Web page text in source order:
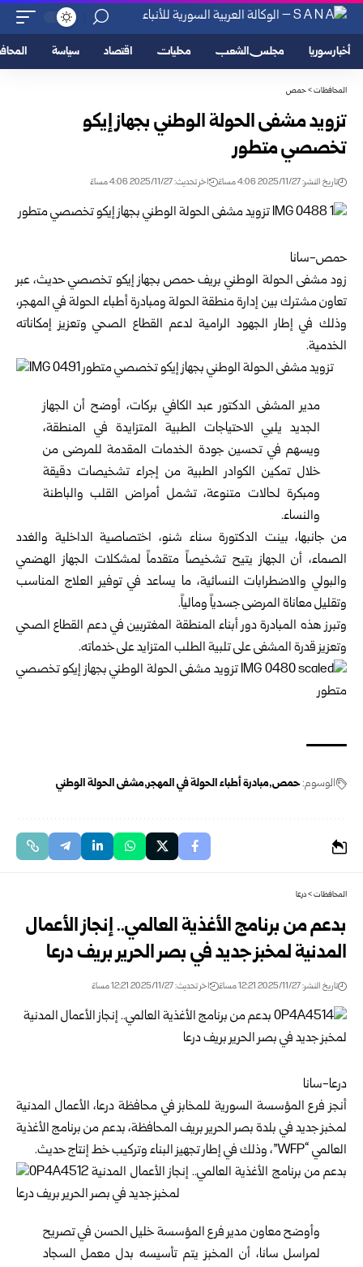
أخبار سوريا مجلس الشعب محليات اقتصاد سياسة
المحافظات>حمص
تزويد مشفى الحولة الوطني بجهاز إيكو
تخصصي متطور
تاريخ النشر: 2025/11/27 4:06 مساءً اخر تحديث: 2025/11/27 4:06 مساءً
حمص-سانا
زود مشفى الحولة الوطني بريفحمص بجهاز إيكو تخصصي حديث، عبر
تعاون مشترك بين إدارة منطقة الحولة ومبادرة أطباء الحولة في المهجر،
وذلك في إطار الجهود الرامية لدعم القطاع الصحي وتعزيز إمكاناته
الخدمية.
مدير المشفى الدكتور عبد الكافي بركات، أوضح أن الجهاز
الجديد يلبي الاحتياجات الطبية المتزايدة في المنطقة،
ويسهم في تحسين جودة الخدمات المقدمة للمرضى من
خلال تمكين الكوادر الطبية من إجراء تشخيصات دقيقة
ومبكرة لحالات متنوعة، تشمل أمراض القلب والباطنة
والنساء.
من جانبها، بينت الدكتورة سناء شنو، اختصاصية الداخلية والغدد
الصماء، أن الجهاز يتيح تشخيصاً متقدماً لمشكلات الجهاز الهضمي
والبولي والاضطرابات النسائية، ما يساعد في توفير العلاج المناسب
وتقليل معاناة المرضى جسدياً ومالياً.
وتبرز هذه المبادرة دور أبناء المنطقة المغتربين في دعم القطاع الصحي
وتعزيز قدرة المشفى على تلبية الطلب المتزايد على خدماته.
الوسوم:حمص مبادرة أطباء الحولة في المهجر مشفى الحولة الوطني
المحافظات>درعا
بدعم من برنامج الأغذية العالمي.. إنجاز الأعمال
المدنية لمخبز جديد في بصر الحرير بريف درعا
تاريخ النشر: 2025/11/27 12:21 مساءً اخر تحديث: 2025/11/27 12:21 مساءً
درعا-سانا
أنجز فرع المؤسسة السورية للمخابز في محافظة درعا، الأعمال المدنية
لمخبز جديد في بلدة بصر الحرير بريف المحافظة، بدعم من برنامج الأغذية
العالمي “WFP”، وذلك في إطار تجهيز البناء ‏وتركيب خط إنتاج حديث.
وأوضح معاون مدير فرع المؤسسة خليل الحسن في تصريح
لمراسل سانا، أن المخبز يتم تأسيسه بدل معمل السجاد